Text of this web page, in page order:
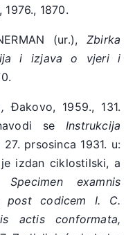
1870.
(ur.), Zbirka
i izjava o vjeri i
Đakovo, 1959., 131.
se Instrukcija
prsosinca 1931. u:
izdan ciklostilski, a
Specimen examnis
post codicem I. C.
actis conformata,